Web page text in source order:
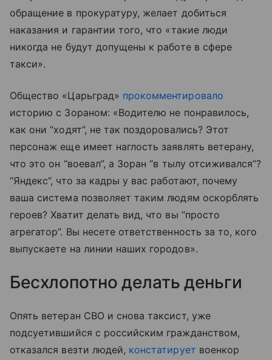
обращение в прокуратуру, желает добиться
наказания и гарантии того, что «такие люди
никогда не будут допущены к работе в сфере
такси».
Общество «Царьград» прокомментировало
историю с Зораном: «Водителю не понравилось,
как они “ходят”, не так поздоровались? Этот
персонаж еще имеет наглость заявлять ветерану,
что это он “воевал”, а Зоран “в тылу отсиживался”?
“Яндекс”, что за кадры у вас работают, почему
ваша система позволяет таким людям оскорблять
героев? Хватит делать вид, что вы “просто
агрегатор”. Вы несете ответственность за то, кого
выпускаете на линии наших городов».
Бесхлопотно делать деньги
Опять ветеран СВО и снова таксист, уже
подсуетившийся с российским гражданством,
отказался везти людей, констатирует военкор